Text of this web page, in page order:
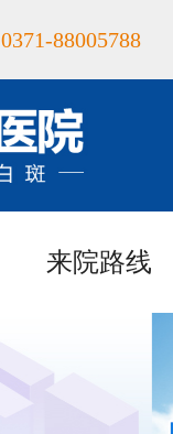
0371-88005788
来院路线